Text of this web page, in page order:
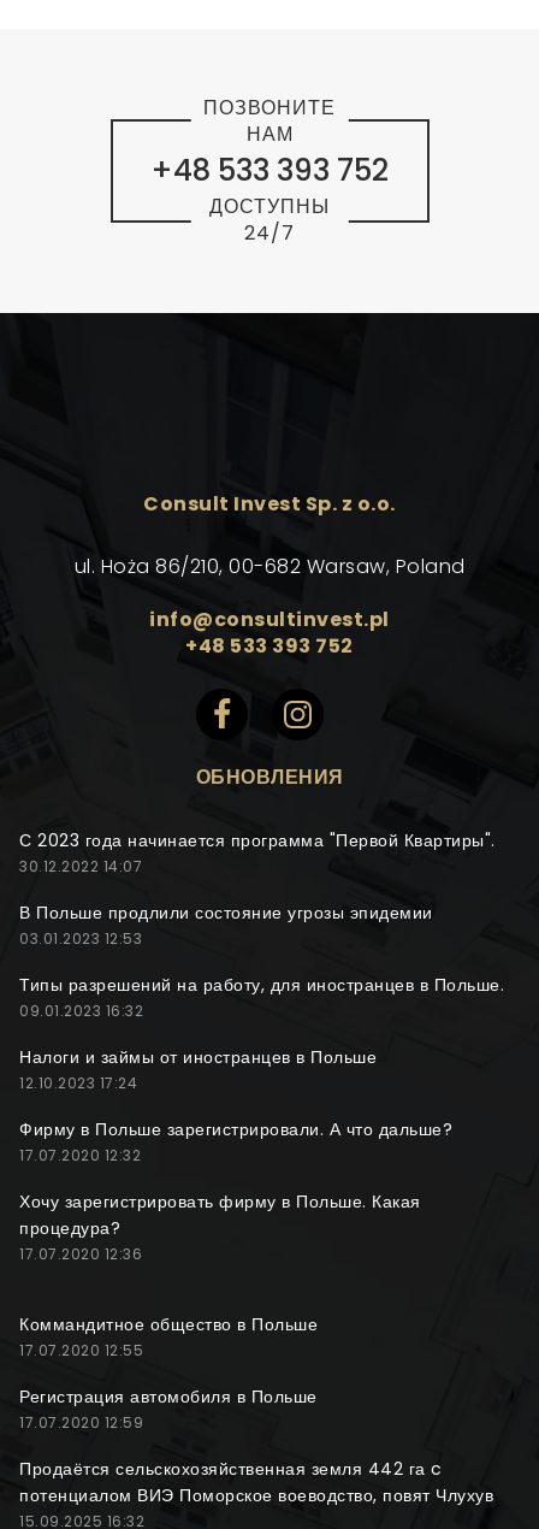
+48 533 393 752
ПОЗВОНИТЕ
НАМ
ДОСТУПНЫ
24/7
Consult Invest Sp. z o.o.
ul. Hoża 86/210, 00-682 Warsaw, Poland
info@consultinvest.pl
+48 533 393 752
ОБНОВЛЕНИЯ
С 2023 года начинается программа "Первой Квартиры".
30.12.2022 14:07
В Польше продлили состояние угрозы эпидемии
03.01.2023 12:53
Типы разрешений на работу, для иностранцев в Польше.
09.01.2023 16:32
Налоги и займы от иностранцев в Польше
12.10.2023 17:24
Фирму в Польше зарегистрировали. А что дальше?
17.07.2020 12:32
Хочу зарегистрировать фирму в Польше. Какая
процедура?
17.07.2020 12:36
Коммандитное общество в Польше
17.07.2020 12:55
Регистрация автомобиля в Польше
17.07.2020 12:59
Продаётся сельскохозяйственная земля 442 га c
потенциалом ВИЭ Поморское воеводство, повят Члухув
15.09.2025 16:32